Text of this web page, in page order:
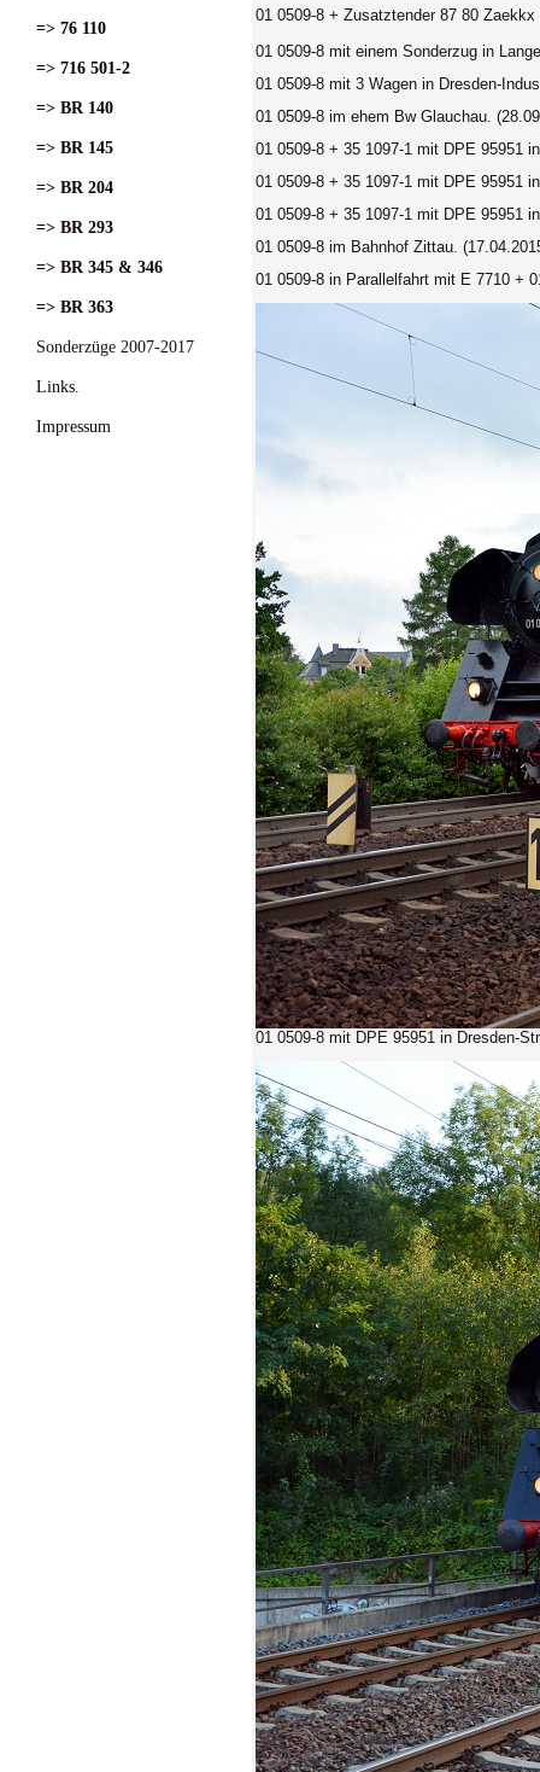
=> 76 110
=> 716 501-2
=> BR 140
=> BR 145
=> BR 204
=> BR 293
=> BR 345 & 346
=> BR 363
Sonderzüge 2007-2017
Links.
Impressum
01 0509-8 + Zusatztender 87 80
01 0509-8 mit einem Sonderzug in
01 0509-8 mit 3 Wagen in Dresden-
01 0509-8 im ehem Bw Glauchau.
01 0509-8 + 35 1097-1 mit DPE 95951
01 0509-8 + 35 1097-1 mit DPE 95951
01 0509-8 + 35 1097-1 mit DPE 95951
01 0509-8 im Bahnhof Zittau.
01 0509-8 in Parallelfahrt mit E 7710 +
01 0509-8 mit DPE 95951 in Dresden-